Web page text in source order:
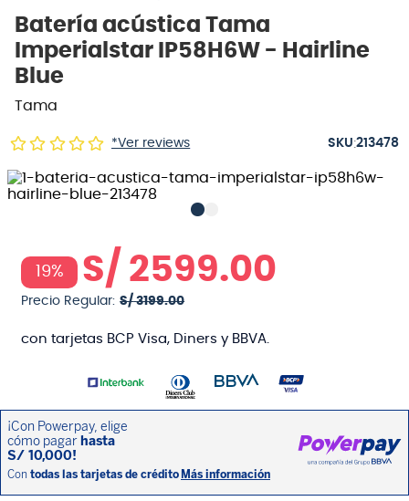
Batería acústica Tama
Imperialstar IP58H6W - Hairline
Blue
Tama
*Ver reviews :213478
19% S/ 2599.00
Precio Regular: S/ 3199.00
con tarjetas BCP Visa, Diners y BBVA.